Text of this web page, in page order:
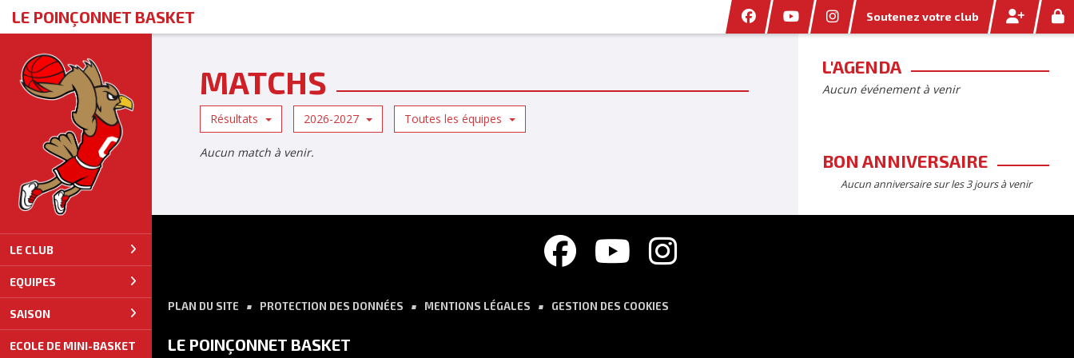
LE POINÇONNET BASKET Soutenez votre club
LE CLUB
EQUIPES
SAISON
ECOLE DE MINI-BASKET
MATCHS
Résultats 2026-2027 Toutes les équipes
Aucun match à venir.
L'AGENDA
Aucun événement à venir
BON ANNIVERSAIRE
Aucun anniversaire sur les 3 jours à venir
PLAN DU SITE PROTECTION DES DONNÉES MENTIONS LÉGALES GESTION DES COOKIES
LE POINÇONNET BASKET